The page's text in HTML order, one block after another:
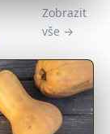
Zobrazit
vše →